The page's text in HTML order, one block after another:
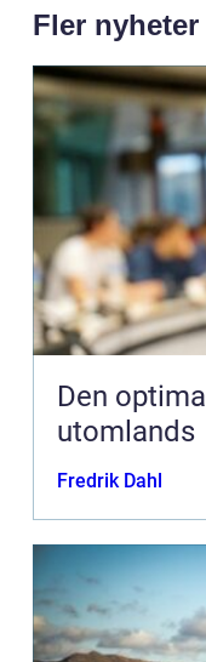
Fler nyheter
Den
utomlands
Fredrik Dahl